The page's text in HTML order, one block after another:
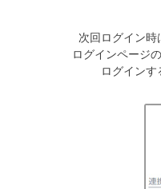
次回ログイン時
ログインページ
ログインす